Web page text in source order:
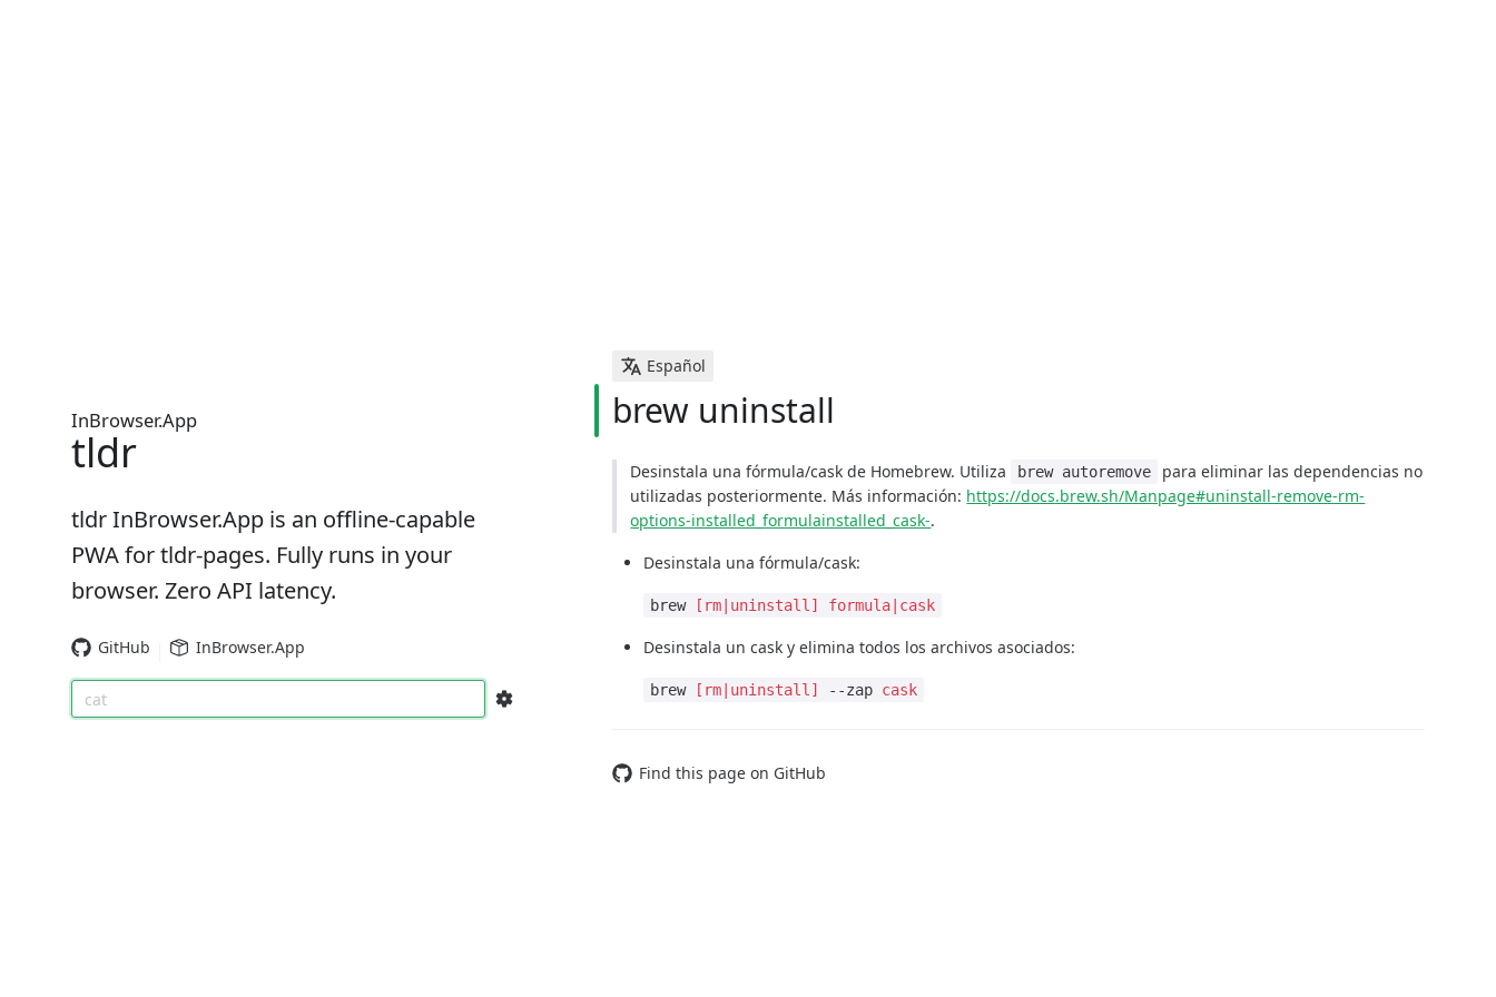
InBrowser.App
tldr
tldr InBrowser.App is an offline-capable
PWA for tldr-pages. Fully runs in your
browser. Zero API latency.
GitHub InBrowser.App
cat
Español
brew uninstall
Desinstala una fórmula/cask de Homebrew. Utiliza brew autoremove
para eliminar las dependencias no
utilizadas posteriormente. Más información: https://docs.brew.sh/Manpage#uninstall-remove-rm-
options-installed_formulainstalled_cask-.
Desinstala una fórmula/cask:
brew [rm|uninstall] formula|cask
Desinstala un cask y elimina todos los archivos asociados:
brew [rm|uninstall] --zap cask
Find this page on GitHub